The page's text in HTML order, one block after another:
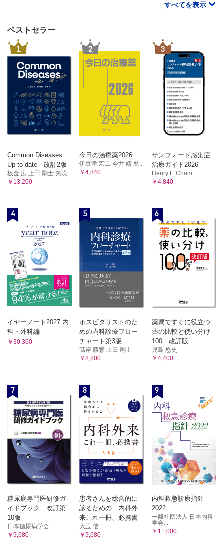
すべてを表示
ベストセラー
1
Common Diseases
Up to date 改訂2版
板金 広 上田 剛士 矢吹...
￥13,200
2
今日の治療薬2026
伊豆津 宏二 今井 靖 桑...
￥4,840
3
サンフォード感染症
治療ガイド2026
Henry F. Cham...
￥4,840
4
イヤーノート2027 内
科・外科編
￥30,360
5
ホスピタリストのた
めの内科診療フロー
チャート第3版
髙岸 勝繁 上田 剛士
￥8,800
6
薬局ですぐに役立つ
薬の比較と使い分け
100 改訂版
児島 悠史
￥4,400
7
糖尿病専門医研修ガ
イドブック 改訂第
10版
日本糖尿病学会
￥9,680
8
患者さんを総合的に
診るための 内科外
来これ一冊、必携書
大玉 信一
￥9,680
9
内科救急診療指針
2022
一般社団法人 日本内科
学会...
￥11,000